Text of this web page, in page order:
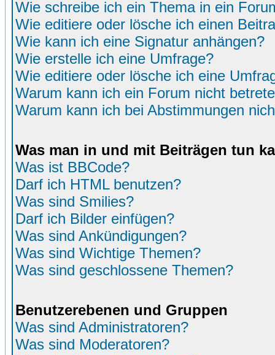
Wie schreibe ich ein Thema in ein
Wie editiere oder lösche ich einen
Wie kann ich eine Signatur anhängen?
Wie erstelle ich eine Umfrage?
Wie editiere oder lösche ich eine
Warum kann ich ein Forum nicht
Warum kann ich bei Abstimmungen
Was man in und mit Beiträgen tun
Was ist BBCode?
Darf ich HTML benutzen?
Was sind Smilies?
Darf ich Bilder einfügen?
Was sind Ankündigungen?
Was sind Wichtige Themen?
Was sind geschlossene Themen?
Benutzerebenen und Gruppen
Was sind Administratoren?
Was sind Moderatoren?